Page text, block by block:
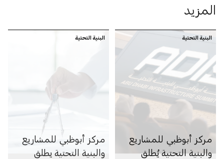
المزيد
البنية التحتية
مركز أبوظبي للمشاريع
والبنية التحتية يُطلق
البنية التحتية
مركز أبوظبي للمشاريع
والبنية التحتية يطلق